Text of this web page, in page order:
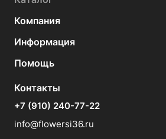
Компания
Информация
Помощь
Контакты
+7 (910) 240-77-22
info@flowersi36.ru